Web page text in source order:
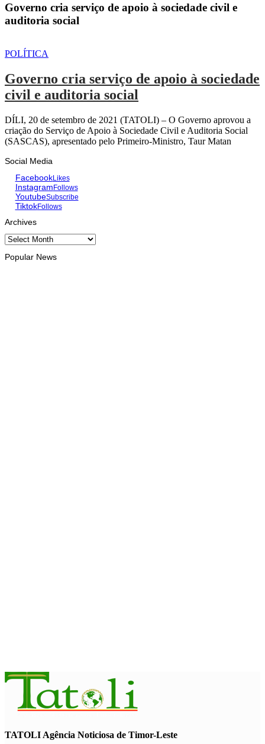
Governo cria serviço de apoio à sociedade civil e
auditoria social
POLÍTICA
Governo cria serviço de apoio à sociedade
civil e auditoria social
DÍLI, 20 de setembro de 2021 (TATOLI) – O Governo aprovou a
criação do Serviço de Apoio à Sociedade Civil e Auditoria Social
(SASCAS), apresentado pelo Primeiro-Ministro, Taur Matan
Social Media
FacebookLikes
InstagramFollows
YoutubeSubscribe
TiktokFollows
Archives
Archives
Popular News
TATOLI Agência Noticiosa de Timor-Leste